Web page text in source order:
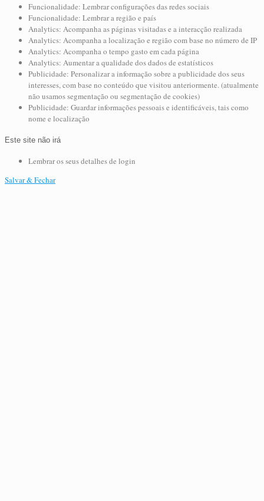
Funcionalidade: Lembrar configurações das redes sociais
Funcionalidade: Lembrar a região e país
Analytics: Acompanha as páginas visitadas e a interacção realizada
Analytics: Acompanha a localização e região com base no número de IP
Analytics: Acompanha o tempo gasto em cada página
Analytics: Aumentar a qualidade dos dados de estatísticos
Publicidade: Personalizar a informação sobre a publicidade dos seus
interesses, com base no conteúdo que visitou anteriormente. (atualmente
não usamos segmentação ou segmentação de cookies)
Publicidade: Guardar informações pessoais e identificáveis, tais como
nome e localização
Este site não irá
Lembrar os seus detalhes de login
Salvar & Fechar